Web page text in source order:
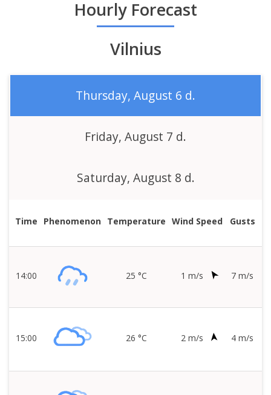
Hourly Forecast
Vilnius
Thursday, August 6 d.
Friday, August 7 d.
Saturday, August 8 d.
Time Phenomenon Temperature Wind Speed Gusts
14:00 25 °C 1 m/s 7 m/s
15:00 26 °C 2 m/s 4 m/s